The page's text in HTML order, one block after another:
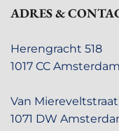
ADRES &
1017 CC Amsterdam
Van
1071 DW